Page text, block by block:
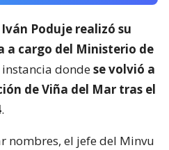
Poduje realizó su
a cargo del Ministerio de
instancia dondese volvió a
de Viña del Mar tras el
.
nombres, el jefe del Minvu